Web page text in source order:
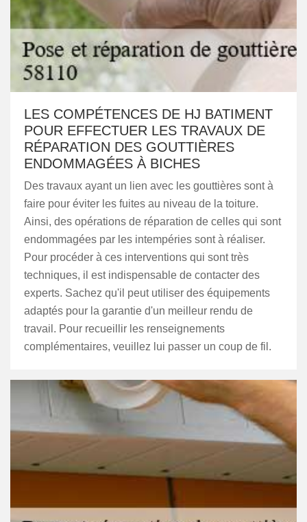
LES COMPÉTENCES DE HJ BATIMENT
POUR EFFECTUER LES TRAVAUX DE
RÉPARATION DES GOUTTIÈRES
ENDOMMAGÉES À BICHES
Des travaux ayant un lien avec les gouttières sont à
faire pour éviter les fuites au niveau de la toiture.
Ainsi, des opérations de réparation de celles qui sont
endommagées par les intempéries sont à réaliser.
Pour procéder à ces interventions qui sont très
techniques, il est indispensable de contacter des
experts. Sachez qu'il peut utiliser des équipements
adaptés pour la garantie d'un meilleur rendu de
travail. Pour recueillir les renseignements
complémentaires, veuillez lui passer un coup de fil.